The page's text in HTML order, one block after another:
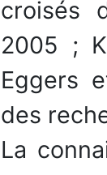
croisés
2005 ;
Eggers
des
La